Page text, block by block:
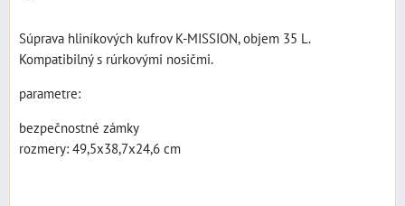
Súprava hliníkových kufrov K-MISSION, objem 35 L.
Kompatibilný s rúrkovými nosičmi.
parametre:
bezpečnostné zámky
rozmery: 49,5x38,7x24,6 cm